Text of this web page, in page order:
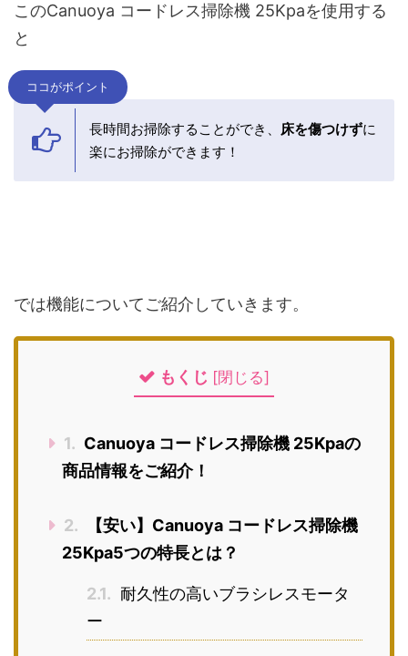
このCanuoya コードレス掃除機 25Kpaを使用する
と
ココがポイント
長時間お掃除することができ、 床を傷つけずに
楽にお掃除ができます！
では機能についてご紹介していきます。
もくじ [閉じる]
1. Canuoya コードレス掃除機 25Kpaの
商品情報をご紹介！
2.
【安い】Canuoya コードレス掃除機
25Kpa5つの特長とは？
2.1. 耐久性の高いブラシレスモータ
ー